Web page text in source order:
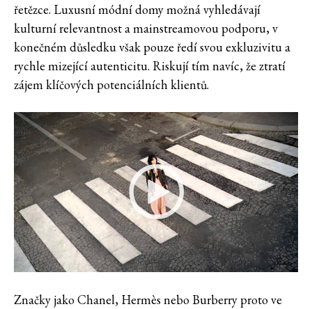
řetězce. Luxusní módní domy možná vyhledávají
kulturní relevantnost a mainstreamovou podporu, v
konečném důsledku však pouze ředí svou exkluzivitu a
rychle mizející autenticitu. Riskují tím navíc, že ztratí
zájem klíčových potenciálních klientů.
Značky jako Chanel, Hermès nebo Burberry proto ve